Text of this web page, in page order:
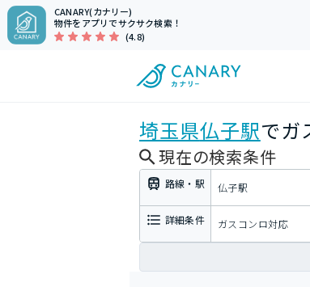
CANARY(カナリー)
物件をアプリでサクサク検索！
(4.8)
埼玉県仏子駅でガ
現在の検索条件
路線・駅 仏子駅
詳細条件 ガスコンロ対応